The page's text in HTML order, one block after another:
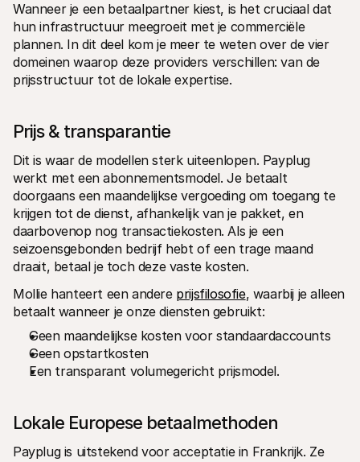
Wanneer je een betaalpartner kiest, is het cruciaal dat
hun infrastructuur meegroeit met je commerciële
plannen. In dit deel kom je meer te weten over de vier
domeinen waarop deze providers verschillen: van de
prijsstructuur tot de lokale expertise.
Prijs & transparantie
Dit is waar de modellen sterk uiteenlopen. Payplug
werkt met een abonnementsmodel. Je betaalt
doorgaans een maandelijkse vergoeding om toegang te
krijgen tot de dienst, afhankelijk van je pakket, en
daarbovenop nog transactiekosten. Als je een
seizoensgebonden bedrijf hebt of een trage maand
draait, betaal je toch deze vaste kosten.
Mollie hanteert een andere prijsfilosofie, waarbij je alleen
betaalt wanneer je onze diensten gebruikt:
Geen maandelijkse kosten voor standaardaccounts
Geen opstartkosten
Een transparant volumegericht prijsmodel.
Lokale Europese betaalmethoden
Payplug is uitstekend voor acceptatie in Frankrijk. Ze